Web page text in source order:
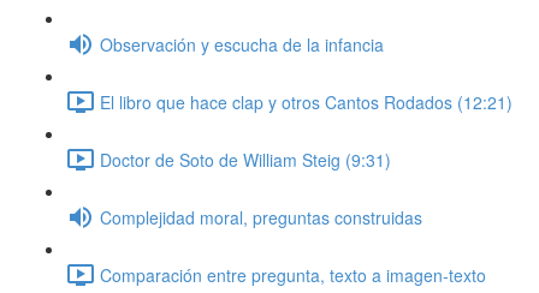
Observación y escucha de la infancia
El libro que hace clap y otros Cantos Rodados (12:21)
Doctor de Soto de William Steig (9:31)
Complejidad moral, preguntas construidas
Comparación entre pregunta, texto a imagen-texto